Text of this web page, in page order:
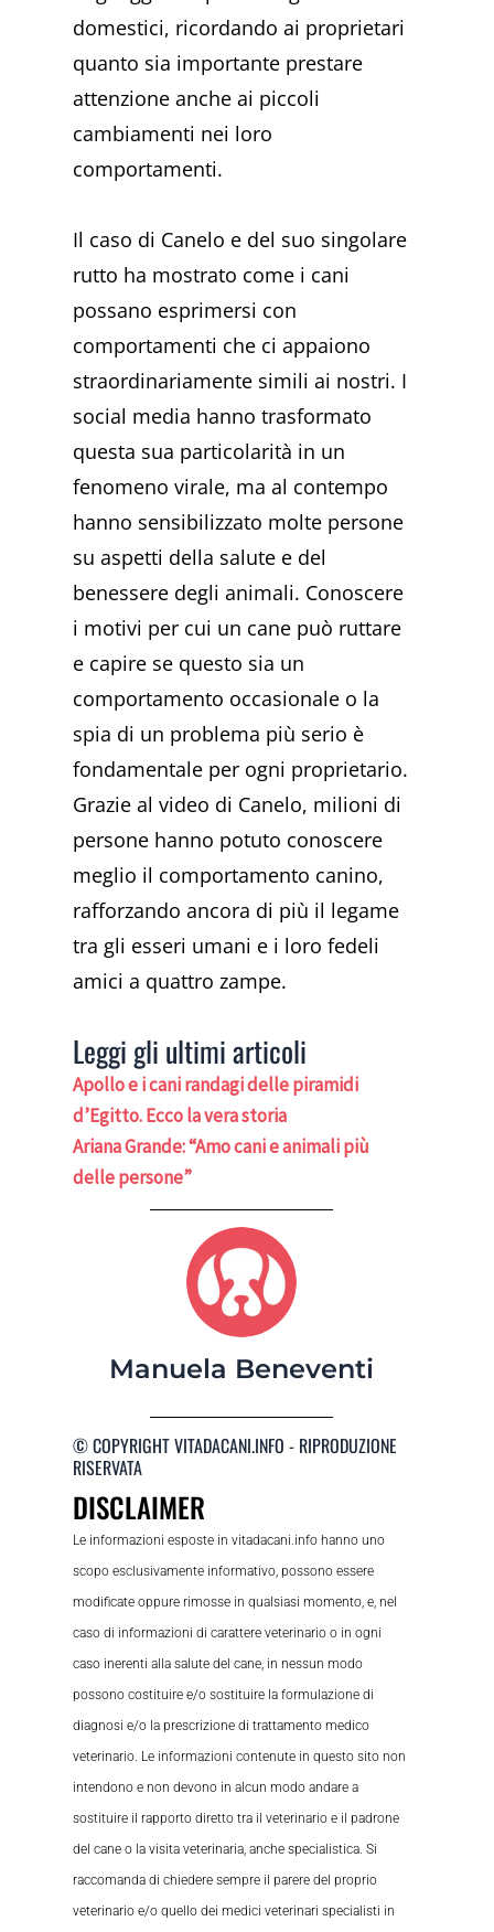
domestici, ricordando ai proprietari
quanto sia importante prestare
attenzione anche ai piccoli
cambiamenti nei loro
comportamenti.
Il caso di Canelo e del suo singolare
rutto ha mostrato come i cani
possano esprimersi con
comportamenti che ci appaiono
straordinariamente simili ai nostri. I
social media hanno trasformato
questa sua particolarità in un
fenomeno virale, ma al contempo
hanno sensibilizzato molte persone
su aspetti della salute e del
benessere degli animali. Conoscere
i motivi per cui un cane può ruttare
e capire se questo sia un
comportamento occasionale o la
spia di un problema più serio è
fondamentale per ogni proprietario.
Grazie al video di Canelo, milioni di
persone hanno potuto conoscere
meglio il comportamento canino,
rafforzando ancora di più il legame
tra gli esseri umani e i loro fedeli
amici a quattro zampe.
Leggi gli ultimi articoli
Apollo e i cani randagi delle piramidi
d’Egitto. Ecco la vera storia
Ariana Grande: “Amo cani e animali più
delle persone”
Manuela Beneventi
© COPYRIGHT VITADACANI.INFO - RIPRODUZIONE
RISERVATA
DISCLAIMER
Le informazioni esposte in vitadacani.info hanno uno
scopo esclusivamente informativo, possono essere
modificate oppure rimosse in qualsiasi momento, e, nel
caso di informazioni di carattere veterinario o in ogni
caso inerenti alla salute del cane, in nessun modo
possono costituire e/o sostituire la formulazione di
diagnosi e/o la prescrizione di trattamento medico
veterinario. Le informazioni contenute in questo sito non
intendono e non devono in alcun modo andare a
sostituire il rapporto diretto tra il veterinario e il padrone
del cane o la visita veterinaria, anche specialistica. Si
raccomanda di chiedere sempre il parere del proprio
veterinario e/o quello dei medici veterinari specialisti in